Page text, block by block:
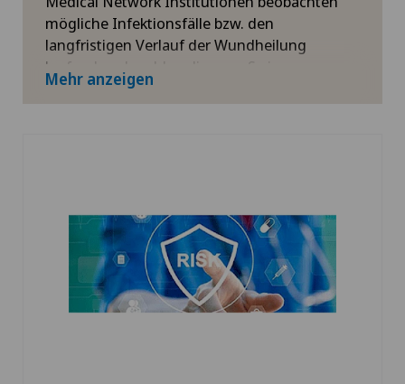
mögliche Infektionsfälle bzw. den
langfristigen Verlauf der Wundheilung
laufend und melden diese an Swissnoso.
Daraus werden nützliche Daten zur
Mehr anzeigen